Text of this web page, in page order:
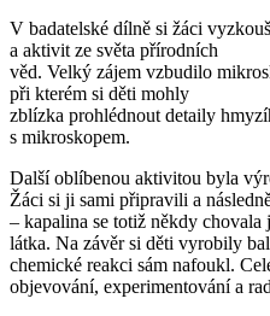
V badatelské dílně si žáci
a aktivit ze světa přírodních
věd. Velký zájem vzbudilo
při kterém si děti mohly
zblízka prohlédnout detaily
s mikroskopem.
Další oblíbenou aktivitou byla
Žáci si ji sami připravili a
– kapalina se totiž někdy
látka. Na závěr si děti vyrobily
chemické reakci sám nafoukl.
objevování, experimentování a